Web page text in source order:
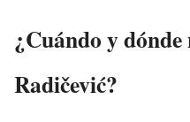
¿Cuándo y
Radičević?